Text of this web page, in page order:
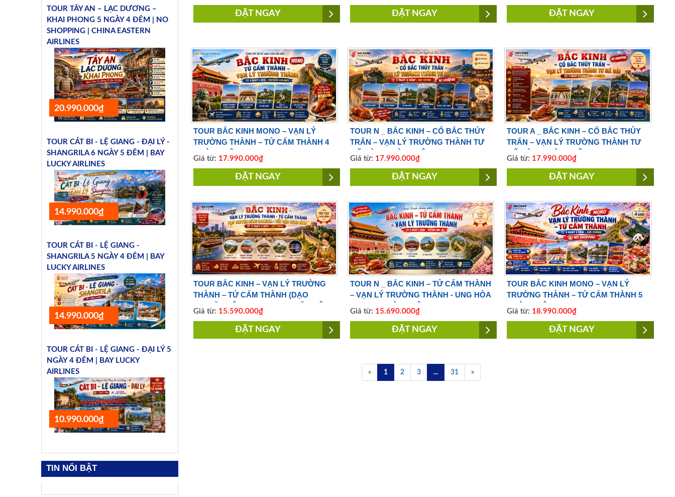
ĐẶT NGAY ĐẶT NGAY ĐẶT NGAY
TOUR BẮC KINH MONO – VẠN LÝ
TRƯỜNG THÀNH – TỬ CẤM THÀNH 4
Giá từ: 17.990.000₫
ĐẶT NGAY
TOUR N _ BẮC KINH – CỔ BẮC THỦY
TRẤN – VẠN LÝ TRƯỜNG THÀNH TƯ
SHOPPING |BAY AIR CHINA
Giá từ: 17.990.000₫
ĐẶT NGAY
TOUR A _ BẮC KINH – CỔ BẮC THỦY
TRẤN – VẠN LÝ TRƯỜNG THÀNH TƯ
SHOPPING |BAY AIR CHINA
Giá từ: 17.990.000₫
ĐẶT NGAY
TOUR BẮC KINH – VẠN LÝ TRƯỜNG
THÀNH – TỬ CẤM THÀNH (DẠO
CUNG ĐÌNH) 5 NGÀY 4 ĐÊM | BAY
VIETJET AIR
Giá từ: 15.590.000₫
ĐẶT NGAY
TOUR N _ BẮC KINH – TỬ CẤM THÀNH
– VẠN LÝ TRƯỜNG THÀNH - UNG HÒA
Giá từ: 15.690.000₫
ĐẶT NGAY
TOUR BẮC KINH MONO – VẠN LÝ
TRƯỜNG THÀNH – TỬ CẤM THÀNH 5
Giá từ: 18.990.000₫
ĐẶT NGAY
« 1 2 3 ... 31 »
TOUR TÂY AN – LẠC DƯƠNG –
KHAI PHONG 5 NGÀY 4 ĐÊM | NO
SHOPPING | CHINA EASTERN
AIRLINES
20.990.000₫
TOUR CÁT BI - LỆ GIANG - ĐẠI LÝ -
SHANGRILA 6 NGÀY 5 ĐÊM | BAY
LUCKY AIRLINES
14.990.000₫
TOUR CÁT BI - LỆ GIANG -
SHANGRILA 5 NGÀY 4 ĐÊM | BAY
LUCKY AIRLINES
14.990.000₫
TOUR CÁT BI - LỆ GIANG - ĐẠI LÝ 5
NGÀY 4 ĐÊM | BAY LUCKY
AIRLINES
10.990.000₫
TIN NỔI BẬT